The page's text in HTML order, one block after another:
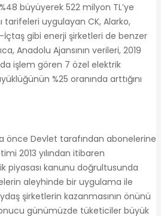
büyüyerek 522 milyon TL’ye
tarifeleri uygulayan CK, Alarko,
İçtaş gibi enerji şirketleri de benzer
Anadolu Ajansının verileri, 2019
işlem gören 7 özel elektrik
%25 oranında arttığını
önce Devlet tarafından abonelerine
2013 yılından itibaren
piyasası kanunu doğrultusunda
aleyhinde bir uygulama ile
şirketlerin kazanmasının önünü
günümüzde tüketiciler büyük